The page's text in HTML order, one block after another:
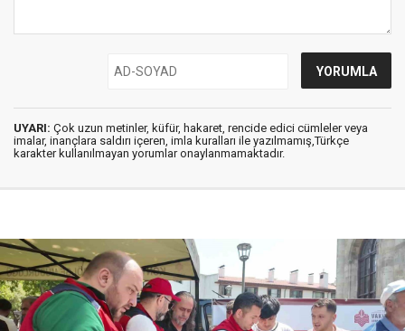
UYARI: Çok uzun metinler, küfür, hakaret, rencide edici cümleler veya
imalar, inançlara saldırı içeren, imla kuralları ile yazılmamış,Türkçe
karakter kullanılmayan yorumlar onaylanmamaktadır.